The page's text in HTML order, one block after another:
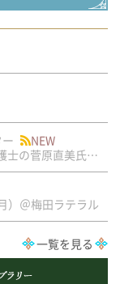
NEW
治療的司法研究センター客員研究員で元・弁護士の菅原直美氏の論文が公刊されました
）＠梅田ラテラル
一覧を見る